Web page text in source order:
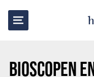
BIOSCOPEN
TERUG NAAR